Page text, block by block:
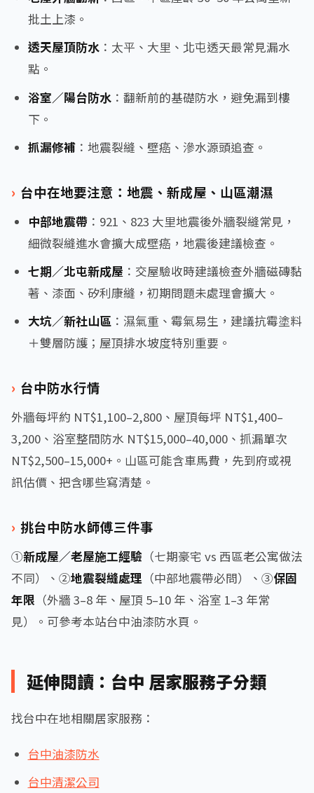
批土上漆。
透天屋頂防水：太平、大里、北屯透天最常見漏水
點。
浴室／陽台防水：翻新前的基礎防水，避免漏到樓
下。
抓漏修補：地震裂縫、壁癌、滲水源頭追查。
台中在地要注意：地震、新成屋、山區潮濕
中部地震帶：921、823 大里地震後外牆裂縫常見，
細微裂縫進水會擴大成壁癌，地震後建議檢查。
七期／北屯新成屋 ：交屋驗收時建議檢查外牆磁磚黏
著、漆面、矽利康縫，初期問題未處理會擴大。
大坑／新社山區：濕氣重、霉氣易生，建議抗霉塗料
＋雙層防護；屋頂排水坡度特別重要。
台中防水行情
外牆每坪約 NT$1,100–2,800、屋頂每坪 NT$1,400–
3,200、浴室整間防水 NT$15,000–40,000、抓漏單次
NT$2,500–15,000+。山區可能含車馬費，先到府或視
訊估價、把含哪些寫清楚。
挑台中防水師傅三件事
①新成屋／老屋施工經驗 （七期豪宅 vs 西區老公寓做法
不同）、②地震裂縫處理 （中部地震帶必問）、③保固
年限 （外牆 3–8 年、屋頂 5–10 年、浴室 1–3 年常
見）。可參考本站台中油漆防水頁。
延伸閱讀：台中 居家服務子分類
找台中在地相關居家服務：
台中油漆防水
台中清潔公司